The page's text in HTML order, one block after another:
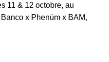
11 & 12 octobre, au
x Phenüm x BAM,